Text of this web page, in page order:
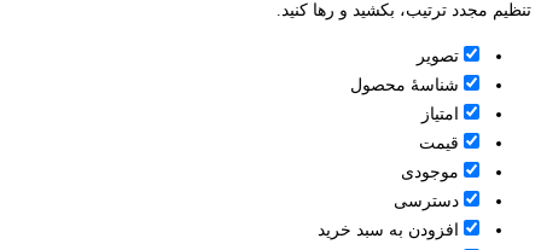
تنظیم مجدد ترتیب، بکشید و رها کنید.
تصویر
شناسۀ محصول
امتیاز
قيمت
موجودی
دسترسی
افزودن به سبد خرید